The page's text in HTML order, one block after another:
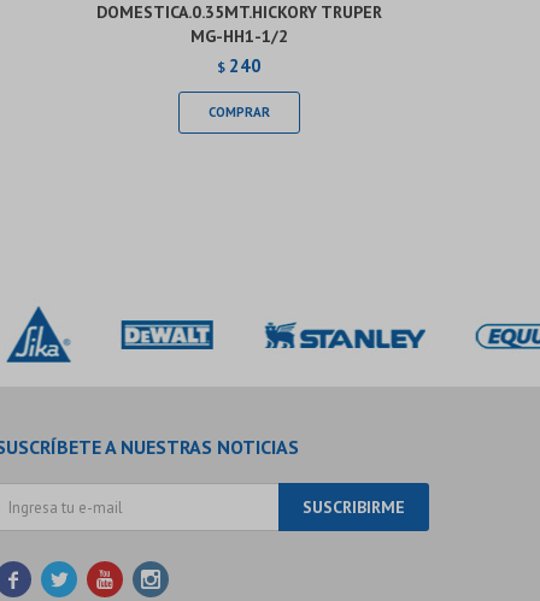
DOMESTICA.0.35MT.HICKORY TRUPER
MG-HH1-1/2
$ 240
A NUESTRAS NOTICIAS
SUSCRIBIRME
   